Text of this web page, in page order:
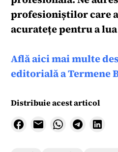
profesioniștilor care
acuratețe pentru a
Află aici mai multe
editorială a Termene
Distribuie acest articol